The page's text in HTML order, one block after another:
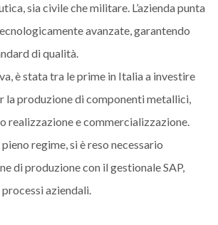
sia civile che militare. L’azienda punta
avanzate, garantendo
di qualità.​
è stata tra le prime in Italia a investire
la produzione di componenti metallici,
realizzazione e commercializzazione.
regime, si è reso necessario
di produzione con il gestionale SAP,
aziendali.